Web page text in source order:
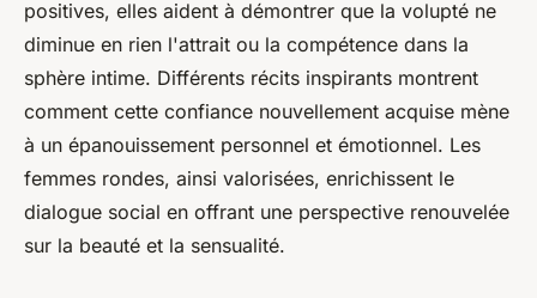
positives, elles aident à démontrer que la volupté ne
diminue en rien l'attrait ou la compétence dans la
sphère intime. Différents récits inspirants montrent
comment cette confiance nouvellement acquise mène
à un épanouissement personnel et émotionnel. Les
femmes rondes, ainsi valorisées, enrichissent le
dialogue social en offrant une perspective renouvelée
sur la beauté et la sensualité.